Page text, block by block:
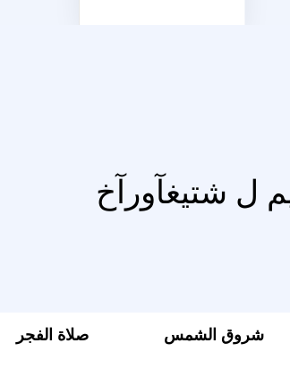
ل شتيغآورآخ
صلاة الفجر شروق الشمس